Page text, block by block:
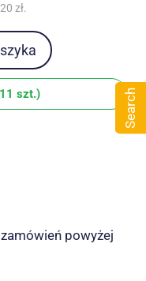
zł.
szt.)
powyżej
Search